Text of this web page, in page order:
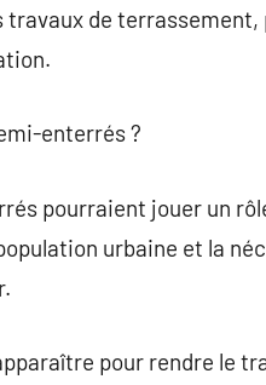
de
enterrés ?
pourraient jouer un
urbaine et la
pour rendre le